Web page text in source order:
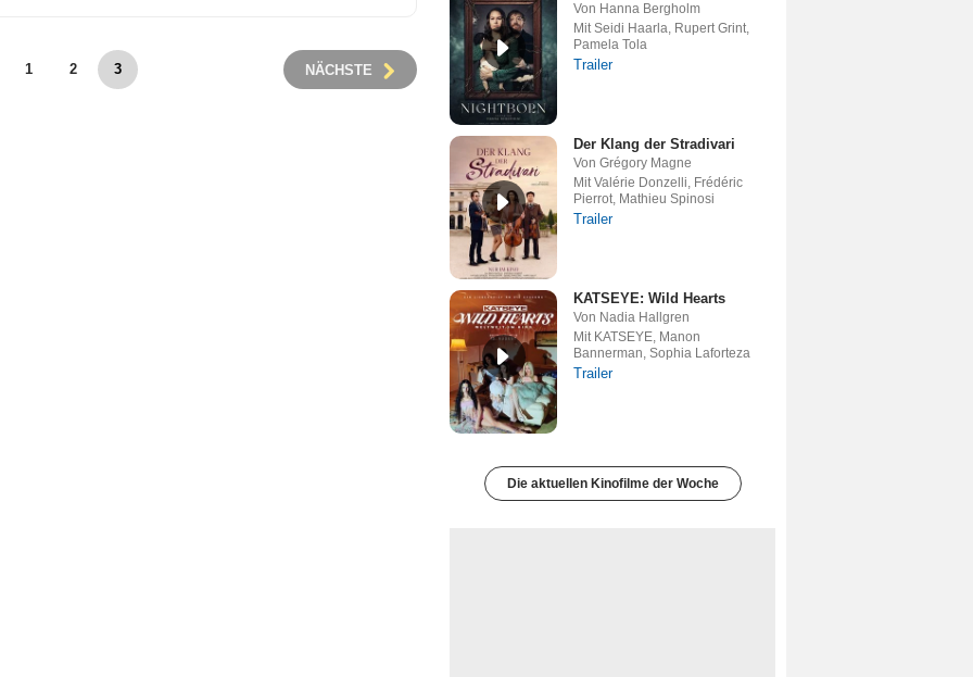
NÄCHSTE
1 2 3
Von Hanna Bergholm
Mit Seidi Haarla, Rupert Grint,
Pamela Tola
Trailer
Der Klang der Stradivari
Von Grégory Magne
Mit Valérie Donzelli, Frédéric
Pierrot, Mathieu Spinosi
Trailer
KATSEYE: Wild Hearts
Von Nadia Hallgren
Mit KATSEYE, Manon
Bannerman, Sophia Laforteza
Trailer
Die aktuellen Kinofilme der Woche